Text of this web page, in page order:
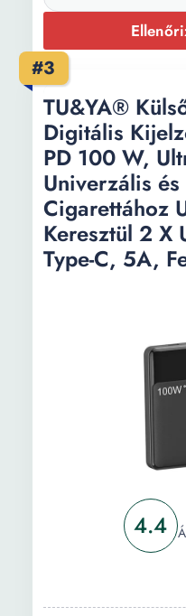
#3
4.4
TU&YA®
Digitális
PD 100 W,
Univerzális
Cigarettához
Keresztül 2 X
Type-C, 5A,